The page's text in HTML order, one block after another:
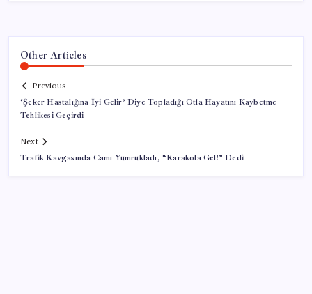
Other Articles
Previous
‘Şeker Hastalığına İyi Gelir’ Diye Topladığı Otla Hayatını Kaybetme
Tehlikesi Geçirdi
Next
Trafik Kavgasında Camı Yumrukladı, “Karakola Gel!” Dedi